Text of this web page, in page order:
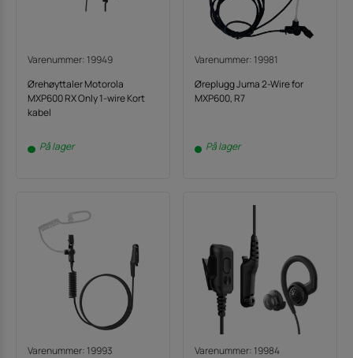
Varenummer: 19949
Ørehøyttaler Motorola
MXP600 RX Only 1-wire Kort
kabel
På lager
Varenummer: 19981
Øreplugg Juma 2-Wire for
MXP600, R7
På lager
Varenummer: 19993
Varenummer: 19984